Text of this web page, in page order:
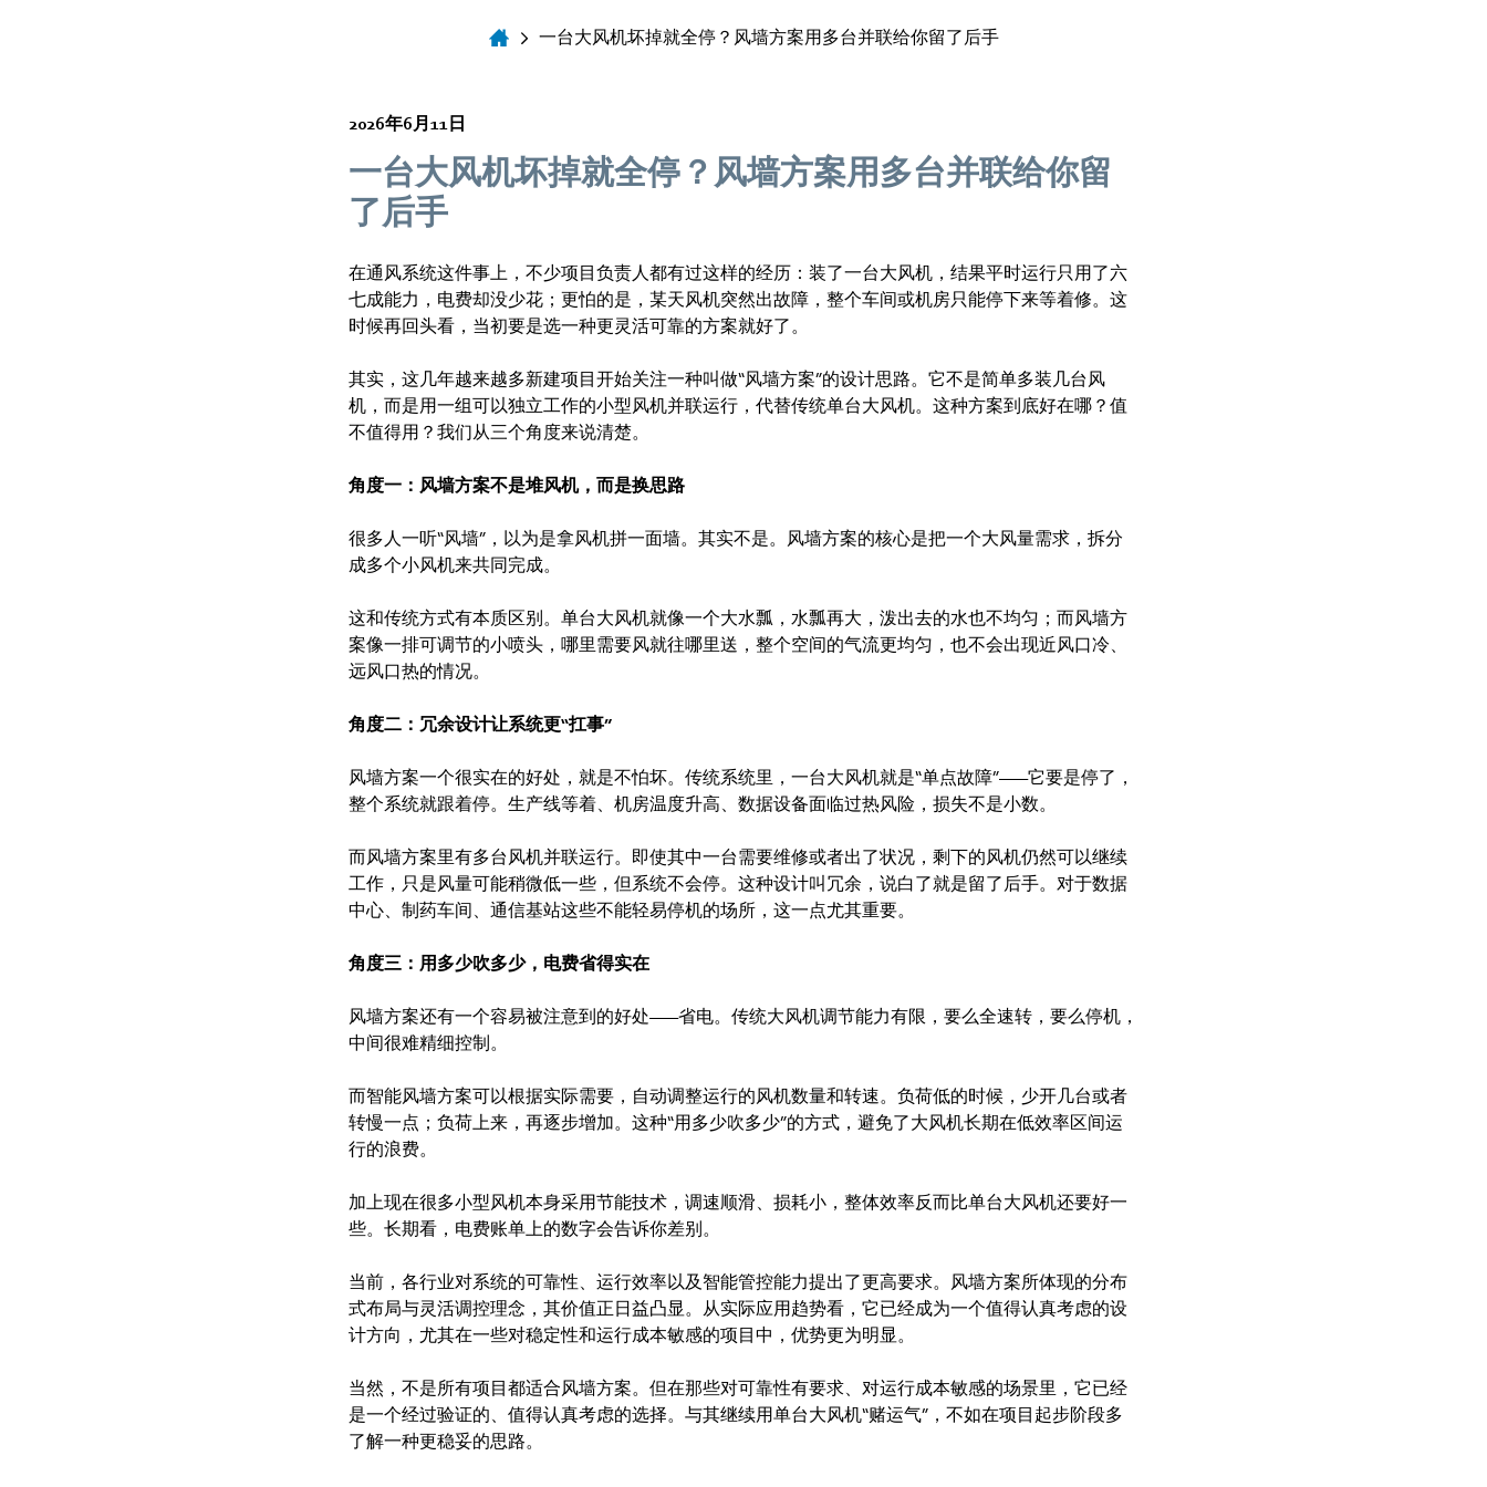
一台大风机坏掉就全停？风墙方案用多台并联给你留了后手
2026年6月11日
一台大风机坏掉就全停？风墙方案用多台并联给你留
了后手
在通风系统这件事上，不少项目负责人都有过这样的经历：装了一台大风机，结果平时运行只用了六
七成能力，电费却没少花；更怕的是，某天风机突然出故障，整个车间或机房只能停下来等着修。这
时候再回头看，当初要是选一种更灵活可靠的方案就好了。
其实，这几年越来越多新建项目开始关注一种叫做“风墙方案”的设计思路。它不是简单多装几台风
机，而是用一组可以独立工作的小型风机并联运行，代替传统单台大风机。这种方案到底好在哪？值
不值得用？我们从三个角度来说清楚。
角度一：风墙方案不是堆风机，而是换思路
很多人一听“风墙”，以为是拿风机拼一面墙。其实不是。风墙方案的核心是把一个大风量需求，拆分
成多个小风机来共同完成。
这和传统方式有本质区别。单台大风机就像一个大水瓢，水瓢再大，泼出去的水也不均匀；而风墙方
案像一排可调节的小喷头，哪里需要风就往哪里送，整个空间的气流更均匀，也不会出现近风口冷、
远风口热的情况。
角度二：冗余设计让系统更“扛事”
风墙方案一个很实在的好处，就是不怕坏。传统系统里，一台大风机就是“单点故障”——它要是停了，
整个系统就跟着停。生产线等着、机房温度升高、数据设备面临过热风险，损失不是小数。
而风墙方案里有多台风机并联运行。即使其中一台需要维修或者出了状况，剩下的风机仍然可以继续
工作，只是风量可能稍微低一些，但系统不会停。这种设计叫冗余，说白了就是留了后手。对于数据
中心、制药车间、通信基站这些不能轻易停机的场所，这一点尤其重要。
角度三：用多少吹多少，电费省得实在
风墙方案还有一个容易被注意到的好处——省电。传统大风机调节能力有限，要么全速转，要么停机，
中间很难精细控制。
而智能风墙方案可以根据实际需要，自动调整运行的风机数量和转速。负荷低的时候，少开几台或者
转慢一点；负荷上来，再逐步增加。这种“用多少吹多少”的方式，避免了大风机长期在低效率区间运
行的浪费。
加上现在很多小型风机本身采用节能技术，调速顺滑、损耗小，整体效率反而比单台大风机还要好一
些。长期看，电费账单上的数字会告诉你差别。
当前，各行业对系统的可靠性、运行效率以及智能管控能力提出了更高要求。风墙方案所体现的分布
式布局与灵活调控理念，其价值正日益凸显。从实际应用趋势看，它已经成为一个值得认真考虑的设
计方向，尤其在一些对稳定性和运行成本敏感的项目中，优势更为明显。
当然，不是所有项目都适合风墙方案。但在那些对可靠性有要求、对运行成本敏感的场景里，它已经
是一个经过验证的、值得认真考虑的选择。与其继续用单台大风机“赌运气”，不如在项目起步阶段多
了解一种更稳妥的思路。